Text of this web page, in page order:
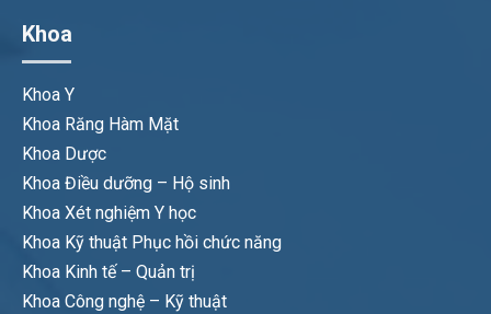
Khoa
Khoa Y
Khoa Răng Hàm Mặt
Khoa Dược
Khoa Điều dưỡng – Hộ sinh
Khoa Xét nghiệm Y học
Khoa Kỹ thuật Phục hồi chức năng
Khoa Kinh tế – Quản trị
Khoa Công nghệ – Kỹ thuật